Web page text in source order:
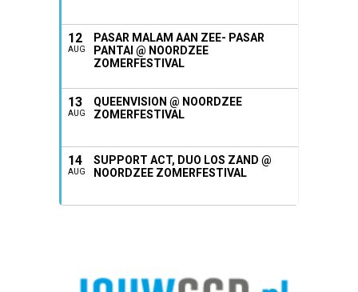
12
AUG
PASAR MALAM AAN ZEE- PASAR
PANTAI @ NOORDZEE
ZOMERFESTIVAL
13
AUG
QUEENVISION @ NOORDZEE
ZOMERFESTIVAL
14
AUG
SUPPORT ACT, DUO LOS ZAND @
NOORDZEE ZOMERFESTIVAL